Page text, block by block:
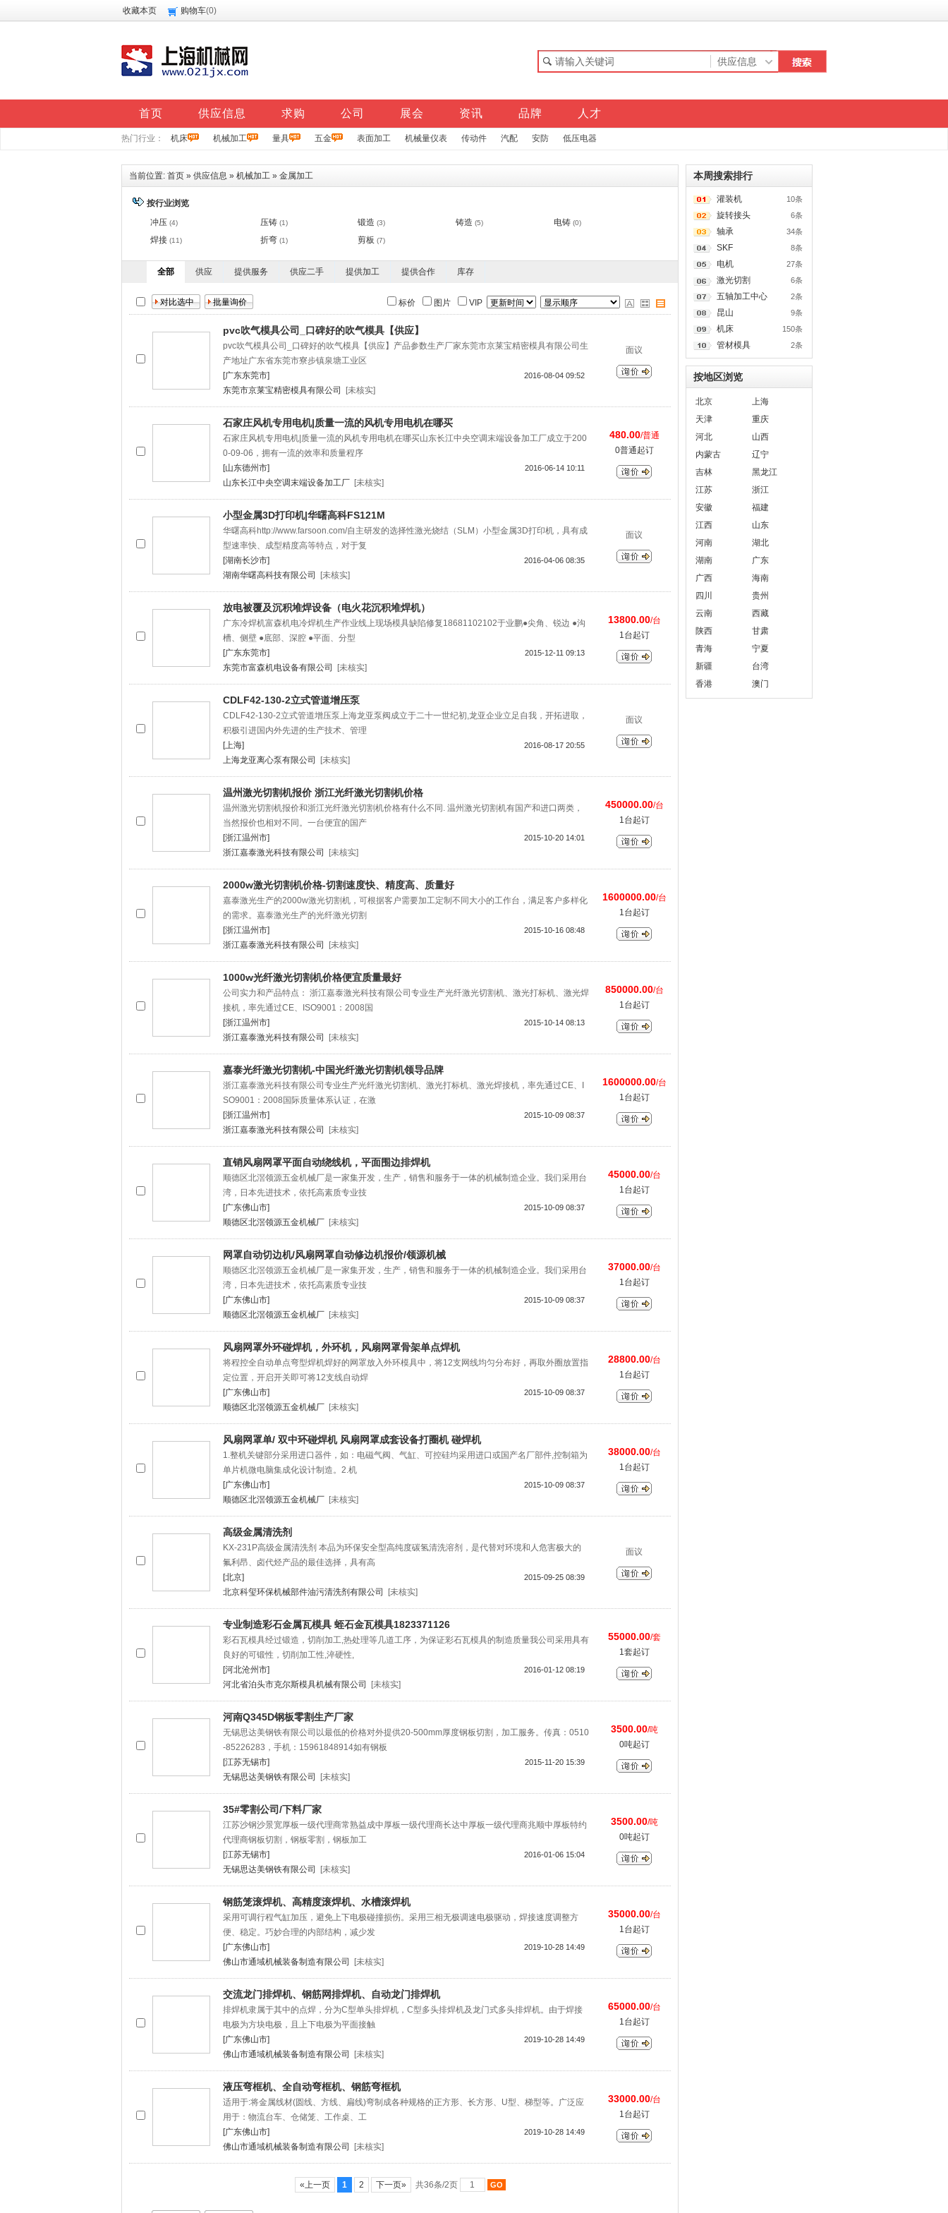
收藏本页 购物车(0)
首页 供应信息 求购 公司 展会 资讯 品牌 人才
热门行业： 机床 机械加工 量具 五金 表面加工 机械量仪表 传动件 汽配 安防 低压电器
当前位置: 首页 » 供应信息 » 机械加工 » 金属加工
按行业浏览
冲压 (4) 压铸 (1) 锻造 (3) 铸造 (5) 电铸 (0)
焊接 (11) 折弯 (1) 剪板 (7)
全部 供应 提供服务 供应二手 提供加工 提供合作 库存
标价 图片 VIP
pvc吹气模具公司_口碑好的吹气模具【供应】
pvc吹气模具公司_口碑好的吹气模具【供应】产品参数生产厂家东莞市京莱宝精密模具有限公司生
产地址广东省东莞市寮步镇泉塘工业区
2016-08-04 09:52
[广东东莞市]
东莞市京莱宝精密模具有限公司
[未核实]
面议
石家庄风机专用电机|质量一流的风机专用电机在哪买
石家庄风机专用电机|质量一流的风机专用电机在哪买山东长江中央空调末端设备加工厂成立于200
0-09-06，拥有一流的效率和质量程序
2016-06-14 10:11
[山东德州市]
山东长江中央空调末端设备加工厂 [未核实]
480.00/普通
0普通起订
小型金属3D打印机|华曙高科FS121M
华曙高科http://www.farsoon.com/自主研发的选择性激光烧结（SLM）小型金属3D打印机，具有成
型速率快、成型精度高等特点，对于复
2016-04-06 08:35
[湖南长沙市]
湖南华曙高科技有限公司
[未核实]
面议
放电被覆及沉积堆焊设备（电火花沉积堆焊机）
广东冷焊机富森机电冷焊机生产作业线上现场模具缺陷修复18681102102于业鹏●尖角、锐边 ●沟
槽、侧壁 ●底部、深腔 ●平面、分型
2015-12-11 09:13
[广东东莞市]
东莞市富森机电设备有限公司
[未核实]
13800.00/台
1台起订
CDLF42-130-2立式管道增压泵
CDLF42-130-2立式管道增压泵上海龙亚泵阀成立于二十一世纪初,龙亚企业立足自我，开拓进取，
积极引进国内外先进的生产技术、管理
2016-08-17 20:55
[上海]
上海龙亚离心泵有限公司
[未核实]
面议
温州激光切割机报价 浙江光纤激光切割机价格
温州激光切割机报价和浙江光纤激光切割机价格有什么不同. 温州激光切割机有国产和进口两类，
当然报价也相对不同。一台便宜的国产
2015-10-20 14:01
[浙江温州市]
浙江嘉泰激光科技有限公司
[未核实]
450000.00/台
1台起订
2000w激光切割机价格-切割速度快、精度高、质量好
嘉泰激光生产的2000w激光切割机，可根据客户需要加工定制不同大小的工作台，满足客户多样化
的需求。嘉泰激光生产的光纤激光切割
2015-10-16 08:48
[浙江温州市]
浙江嘉泰激光科技有限公司
[未核实]
1600000.00/台
1台起订
1000w光纤激光切割机价格便宜质量最好
公司实力和产品特点： 浙江嘉泰激光科技有限公司专业生产光纤激光切割机、激光打标机、激光焊
接机，率先通过CE、ISO9001：2008国
2015-10-14 08:13
[浙江温州市]
浙江嘉泰激光科技有限公司
[未核实]
850000.00/台
1台起订
嘉泰光纤激光切割机-中国光纤激光切割机领导品牌
浙江嘉泰激光科技有限公司专业生产光纤激光切割机、激光打标机、激光焊接机，率先通过CE、I
SO9001：2008国际质量体系认证，在激
2015-10-09 08:37
[浙江温州市]
浙江嘉泰激光科技有限公司
[未核实]
1600000.00/台
1台起订
直销风扇网罩平面自动绕线机，平面围边排焊机
顺德区北滘领源五金机械厂是一家集开发，生产，销售和服务于一体的机械制造企业。我们采用台
湾，日本先进技术，依托高素质专业技
2015-10-09 08:37
[广东佛山市]
顺德区北滘领源五金机械厂 [未核实]
45000.00/台
1台起订
网罩自动切边机/风扇网罩自动修边机报价/领源机械
顺德区北滘领源五金机械厂是一家集开发，生产，销售和服务于一体的机械制造企业。我们采用台
湾，日本先进技术，依托高素质专业技
2015-10-09 08:37
[广东佛山市]
顺德区北滘领源五金机械厂 [未核实]
37000.00/台
1台起订
风扇网罩外环碰焊机，外环机，风扇网罩骨架单点焊机
将程控全自动单点弯型焊机焊好的网罩放入外环模具中，将12支网线均匀分布好，再取外圈放置指
定位置，开启开关即可将12支线自动焊
2015-10-09 08:37
[广东佛山市]
顺德区北滘领源五金机械厂 [未核实]
28800.00/台
1台起订
风扇网罩单/ 双中环碰焊机 风扇网罩成套设备打圈机 碰焊机
1.整机关键部分采用进口器件，如：电磁气阀、气缸、可控硅均采用进口或国产名厂部件,控制箱为
单片机微电脑集成化设计制造。2.机
2015-10-09 08:37
[广东佛山市]
顺德区北滘领源五金机械厂 [未核实]
38000.00/台
1台起订
高级金属清洗剂
KX-231P高级金属清洗剂 本品为环保安全型高纯度碳氢清洗溶剂，是代替对环境和人危害极大的
氟利昂、卤代烃产品的最佳选择，具有高
2015-09-25 08:39
[北京]
北京科玺环保机械部件油污清洗剂有限公司
[未核实]
面议
专业制造彩石金属瓦模具 蛭石金瓦模具1823371126
彩石瓦模具经过锻造，切削加工,热处理等几道工序，为保证彩石瓦模具的制造质量我公司采用具有
良好的可锻性，切削加工性,淬硬性,
2016-01-12 08:19
[河北沧州市]
河北省泊头市克尔斯模具机械有限公司
[未核实]
55000.00/套
1套起订
河南Q345D钢板零割生产厂家
无锡思达美钢铁有限公司以最低的价格对外提供20-500mm厚度钢板切割，加工服务。传真：0510
-85226283，手机：15961848914如有钢板
2015-11-20 15:39
[江苏无锡市]
无锡思达美钢铁有限公司
[未核实]
3500.00/吨
0吨起订
35#零割公司/下料厂家
江苏沙钢沙景宽厚板一级代理商常熟益成中厚板一级代理商长达中厚板一级代理商兆顺中厚板特约
代理商钢板切割，钢板零割，钢板加工
2016-01-06 15:04
[江苏无锡市]
无锡思达美钢铁有限公司
[未核实]
3500.00/吨
0吨起订
钢筋笼滚焊机、高精度滚焊机、水槽滚焊机
采用可调行程气缸加压，避免上下电极碰撞损伤。采用三相无极调速电极驱动，焊接速度调整方
便、稳定。巧妙合理的内部结构，减少发
2019-10-28 14:49
[广东佛山市]
佛山市通域机械装备制造有限公司
[未核实]
35000.00/台
1台起订
交流龙门排焊机、钢筋网排焊机、自动龙门排焊机
排焊机隶属于其中的点焊，分为C型单头排焊机，C型多头排焊机及龙门式多头排焊机。由于焊接
电极为方块电极，且上下电极为平面接触
2019-10-28 14:49
[广东佛山市]
佛山市通域机械装备制造有限公司
[未核实]
65000.00/台
1台起订
液压弯框机、全自动弯框机、钢筋弯框机
适用于:将金属线材(圆线、方线、扁线)弯制成各种规格的正方形、长方形、U型、梯型等。广泛应
用于：物流台车、仓储笼、工作桌、工
2019-10-28 14:49
[广东佛山市]
佛山市通域机械装备制造有限公司
[未核实]
33000.00/台
1台起订
«上一页 1 2 下一页» 共36条/2页
本周搜索排行
10条
灌装机
6条
旋转接头
34条
轴承
8条
SKF
27条
电机
6条
激光切割
2条
五轴加工中心
9条
昆山
150条
机床
2条
管材模具
按地区浏览
北京
上海
天津
重庆
河北
山西
内蒙古
辽宁
吉林
黑龙江
江苏
浙江
安徽
福建
江西
山东
河南
湖北
湖南
广东
广西
海南
四川
贵州
云南
西藏
陕西
甘肃
青海
宁夏
新疆
台湾
香港
澳门